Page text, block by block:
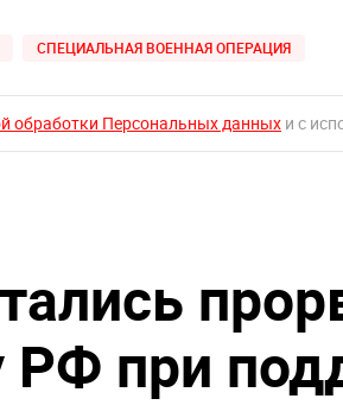
СПЕЦИАЛЬНАЯ ВОЕННАЯ ОПЕРАЦИЯ
обработки Персональных данных и с
РФ при